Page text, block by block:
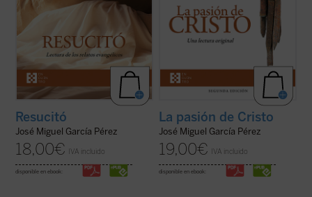
Resucitó
José Miguel García Pérez
18,00€ IVA incluido
disponible en ebook:
La pasión de Cristo
José Miguel García Pérez
19,00€ IVA incluido
disponible en ebook: